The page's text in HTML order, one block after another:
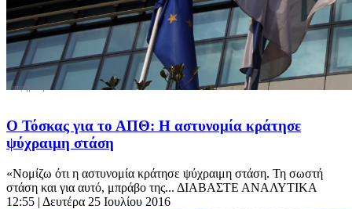
Ο Τόσκας για το ΑΠΘ: Η αστυνομία κράτησε
ψύχραιμη στάση
«Νομίζω ότι η αστυνομία κράτησε ψύχραιμη στάση. Τη σωστή
στάση και για αυτό, μπράβο της... ΔΙΑΒΑΣΤΕ ΑΝΑΛΥΤΙΚΑ
12:55 | Δευτέρα 25 Ιουλίου 2016